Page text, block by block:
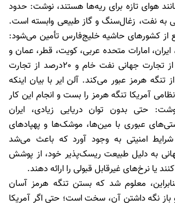
هوای تازه برای ریه‌ها هستند، نوشت: حدود
به نفت، زغال‌سنگ و گاز طبیعی وابسته است.
از کشورهای حاشیه خلیج‌فارس تأمین می‌شود:
امارات متحده عربی، کویت، قطر، عمان و
بحرین. حدود 25درصد از تجارت جهانی نفت خام و 20درصد از تجارت
تنگه هرمز عبور می‌کند. آلن ایر با بیان اینکه
آمریکا تنگه هرمز را بست و انجام این کار
حتی بدون توان دریایی زیادی، ایران
عبوری با مین‌ها، موشک‌ها و پهپادهای
شاهد136، شرایط امنیتی به وجود آورد که باعث می‌شد
به دلیل طبیعت ریسک‌پذیر خود، از پوشش
یا نرخ‌های غیرقابل قبولی را ارائه دهند.
معلوم شد که بستن تنگه هرمز آسان
باز نگه داشتن آن، سخت است؛ حتی اگر آمریکا